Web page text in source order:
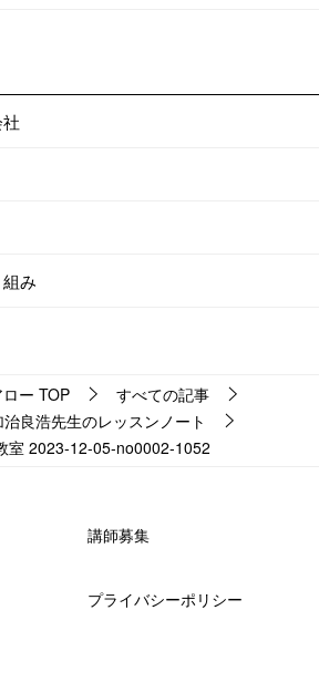
み
ー TOP
すべての記事
治良浩先生のレッスンノート
室 2023-12-05-no0002-1052
講師募集
プライバシーポリシー